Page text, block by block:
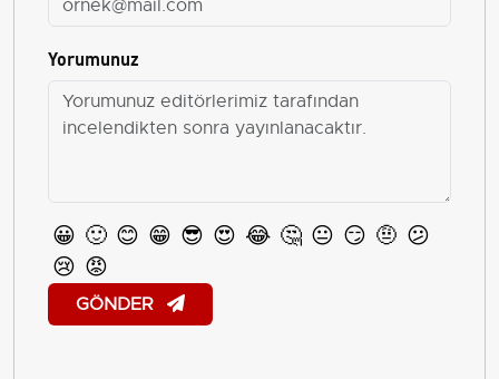
Yorumunuz
😀 🙂 😊 😁 😎 😍 😂 🤔 😐 😏 🤨 😕
😢 😡
GÖNDER